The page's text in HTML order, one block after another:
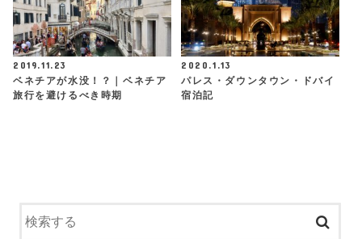
2019.11.23
ベネチアが水没！？｜ベネチア
旅行を避けるべき時期
2020.1.13
パレス・ダウンタウン・ドバイ
宿泊記